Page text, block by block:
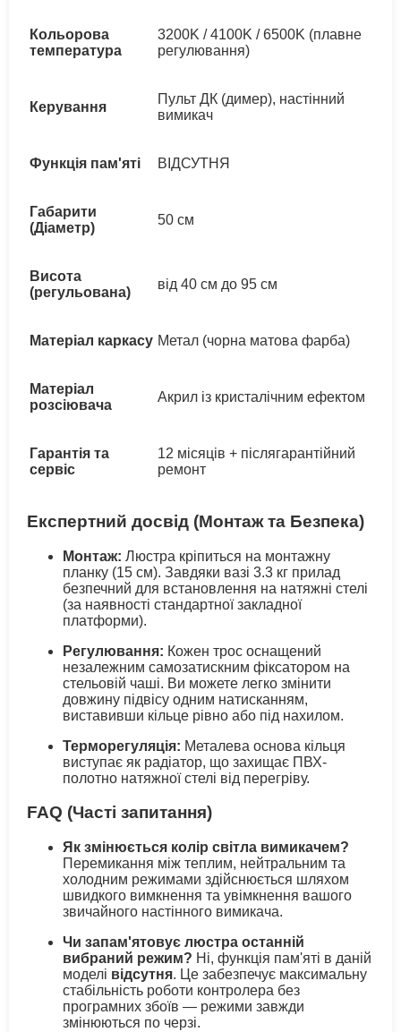
Кольорова
температура
3200K / 4100K / 6500K (плавне
регулювання)
Керування
Пульт ДК (димер), настінний
вимикач
Функція пам'яті ВІДСУТНЯ
Габарити
(Діаметр)
50 см
Висота
(регульована)
від 40 см до 95 см
Матеріал каркасу Метал (чорна матова фарба)
Матеріал
розсіювача
Акрил із кристалічним ефектом
Гарантія та
сервіс
12 місяців + післягарантійний
ремонт
Експертний досвід (Монтаж та Безпека)
Монтаж: Люстра кріпиться на монтажну
планку (15 см). Завдяки вазі 3.3 кг прилад
безпечний для встановлення на натяжні стелі
(за наявності стандартної закладної
платформи).
Регулювання: Кожен трос оснащений
незалежним самозатискним фіксатором на
стельовій чаші. Ви можете легко змінити
довжину підвісу одним натисканням,
виставивши кільце рівно або під нахилом.
Терморегуляція: Металева основа кільця
виступає як радіатор, що захищає ПВХ-
полотно натяжної стелі від перегріву.
FAQ (Часті запитання)
Як змінюється колір світла вимикачем?
Перемикання між теплим, нейтральним та
холодним режимами здійснюється шляхом
швидкого вимкнення та увімкнення вашого
звичайного настінного вимикача.
Чи запам'ятовує люстра останній
вибраний режим? Ні, функція пам'яті в даній
моделі відсутня. Це забезпечує максимальну
стабільність роботи контролера без
програмних збоїв — режими завжди
змінюються по черзі.